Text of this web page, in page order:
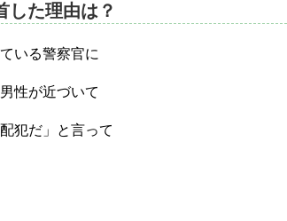
した理由は？
いる警察官に
性が近づいて
犯だ」と言って